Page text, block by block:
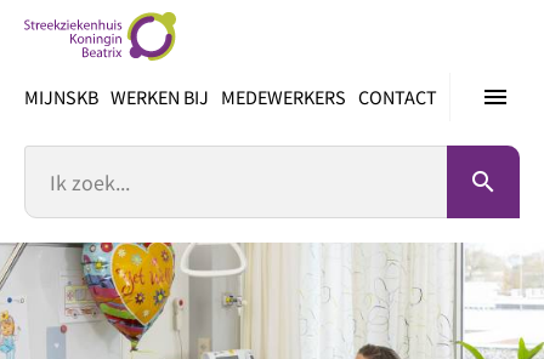
inhoud
menu
MIJNSKB WERKEN BIJ MEDEWERKERS CONTACT
search